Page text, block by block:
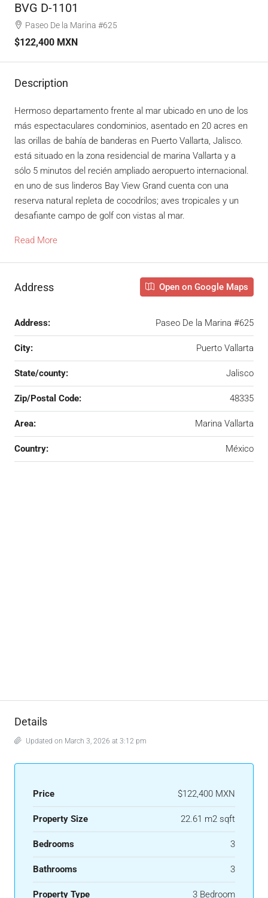
BVG D-1101
Paseo De la Marina #625
$122,400 MXN
Description
Hermoso departamento frente al mar ubicado en uno de los
más espectaculares condominios, asentado en 20 acres en
las orillas de bahía de banderas en Puerto Vallarta, Jalisco.
está situado en la zona residencial de marina Vallarta y a
sólo 5 minutos del recién ampliado aeropuerto internacional.
en uno de sus linderos Bay View Grand cuenta con una
reserva natural repleta de cocodrilos; aves tropicales y un
desafiante campo de golf con vistas al mar.
Read More
Address Open on Google Maps
Address: Paseo De la Marina #625
City: Puerto Vallarta
State/county: Jalisco
Zip/Postal Code: 48335
Area: Marina Vallarta
Country: México
Details
Updated on March 3, 2026 at 3:12 pm
Price $122,400 MXN
Property Size 22.61 m2 sqft
Bedrooms 3
Bathrooms 3
Property Type 3 Bedroom